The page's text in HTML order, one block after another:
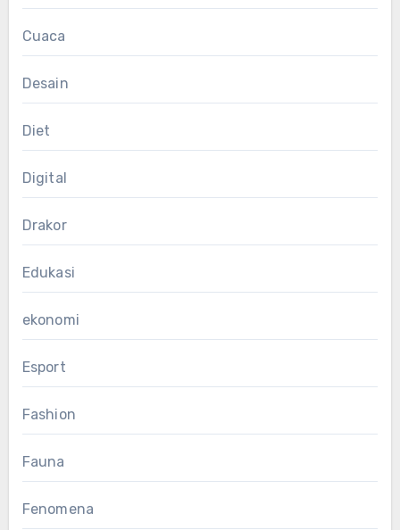
Cuaca
Desain
Diet
Digital
Drakor
Edukasi
ekonomi
Esport
Fashion
Fauna
Fenomena